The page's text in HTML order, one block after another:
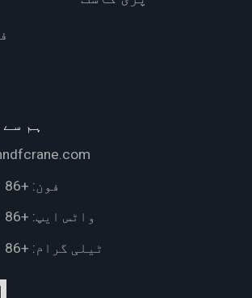
ہم
فون: +86 191 3738 6654
واٹس ایپ: +86 191 3738 6654
ٹیلی گرام: +86 191 3738 6654